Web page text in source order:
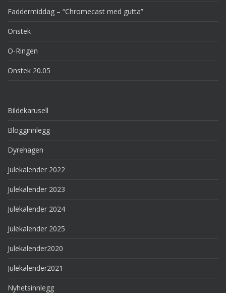
Faddermiddag – “Chromecast med gutta”
Onstek
O-Ringen
Onstek 20.05
Bildekarusell
Blogginnlegg
Dyrehagen
Julekalender 2022
Julekalender 2023
Julekalender 2024
Julekalender 2025
Julekalender2020
Julekalender2021
Nyhetsinnlegg